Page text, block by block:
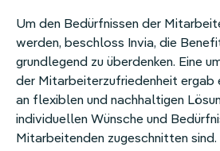
Um den Bedürfnissen der
werden, beschloss Invia, die
grundlegend zu überdenken. Eine
der Mitarbeiterzufriedenheit ergab
an flexiblen und nachhaltigen
individuellen Wünsche und
Mitarbeitenden zugeschnitten